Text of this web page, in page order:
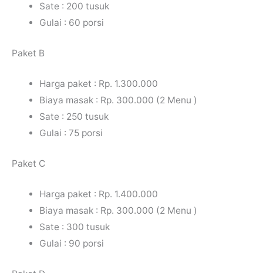
Sate : 200 tusuk
Gulai : 60 porsi
Paket B
Harga paket : Rp. 1.300.000
Biaya masak : Rp. 300.000 (2 Menu )
Sate : 250 tusuk
Gulai : 75 porsi
Paket C
Harga paket : Rp. 1.400.000
Biaya masak : Rp. 300.000 (2 Menu )
Sate : 300 tusuk
Gulai : 90 porsi